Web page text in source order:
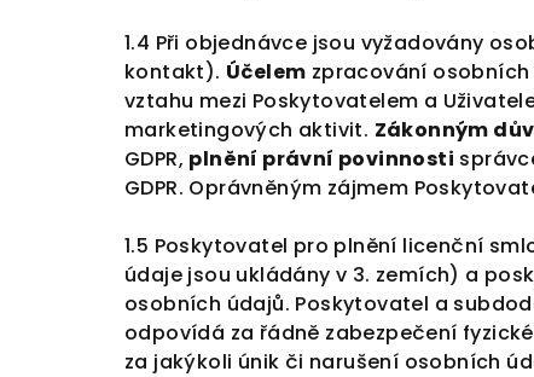
1.4 Při objednávce jsou vyžadovány
kontakt). Účelem zpracování
vztahu mezi Poskytovatelem a
marketingových aktivit. Zákonným
GDPR, plnění právní povinnosti
GDPR. Oprávněným zájmem
1.5 Poskytovatel pro plnění licenční
údaje jsou ukládány v 3. zemích) a
osobních údajů. Poskytovatel a
odpovídá za řádně zabezpečení
za jakýkoli únik či narušení osobních